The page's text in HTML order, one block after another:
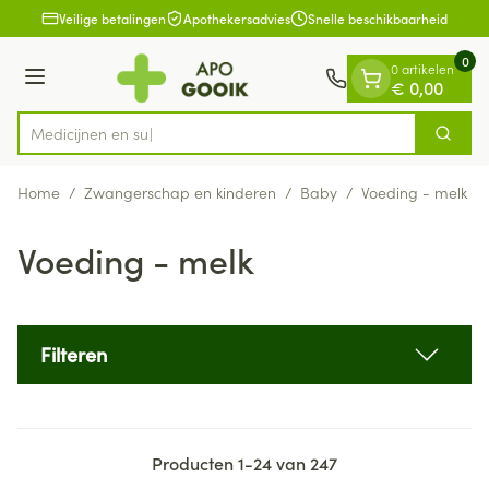
Ga naar de inhoud
1 van 1Veilige betalingen Apothekersadvies Snelle beschikbaarheid
Menu
Product, merk, categorie... Zoek
0 artikelen
€ 0,00
0
Home / Zwangerschap en kinderen / Baby / Voeding - melk
Voeding - melk
Filteren
Producten1-24van 247